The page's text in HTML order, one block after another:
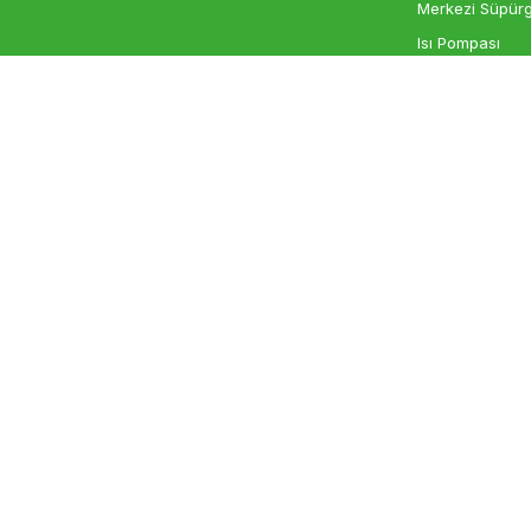
Merkezi
Isı Pompası